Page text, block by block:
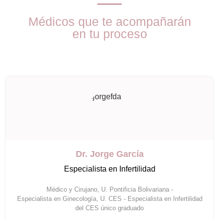
Médicos que te acompañarán
en tu proceso
Dr. Jorge García
Especialista en Infertilidad
Médico y Cirujano, U. Pontificia Bolivariana -
Especialista en Ginecología, U. CES - Especialista en Infertilidad
del CES único graduado